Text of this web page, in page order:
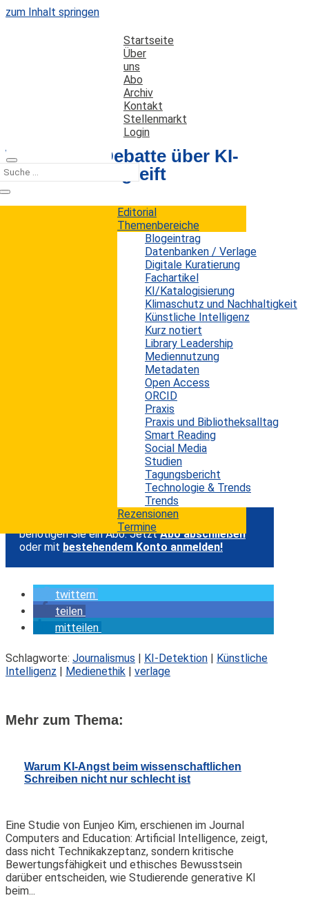
zum Inhalt springen
Startseite
Über
uns
Abo
Archiv
Kontakt
Stellenmarkt
Login
Editorial
Themenbereiche
Blogeintrag
Datenbanken / Verlage
Digitale Kuratierung
Fachartikel
KI/Katalogisierung
Klimaschutz und Nachhaltigkeit
Künstliche Intelligenz
Kurz notiert
Library Leadership
Mediennutzung
Metadaten
Open Access
ORCID
Praxis
Praxis und Bibliotheksalltag
Smart Reading
Social Media
Studien
Tagungsbericht
Technologie & Trends
Trends
Rezensionen
Termine
Warum die Debatte über KI-
Texte zu kurz greift
Autor: Erwin König
Künstliche Intelligenz
Ein Beitrag von Tim Requarth in „Slate“ kritisiert
die aktuelle Aufregung um KI-generierte Texte in
Medien und Verlagen. Seine zentrale These
lautet, die Debatte zu stark auf fertige Prosa,
Detektionssoftware und öffentliche
Verdächtigungen fixiert sei. Dadurch gerate aus
dem Blick, dass Künstliche Intelligenz
journalistische und publizistische Arbeit bereits
beeinflussen kann, bevor überhaupt ein Satz
Um den Artikel in voller Länge lesen zu können,
benötigen Sie ein Abo. JetztAbo abschließen
oder mit bestehendem Konto anmelden!
twittern
teilen
mitteilen
Schlagworte: Journalismus | KI-Detektion | Künstliche
Intelligenz | Medienethik | verlage
Mehr zum Thema:
Warum KI-Angst beim wissenschaftlichen
Schreiben nicht nur schlecht ist
Eine Studie von Eunjeo Kim, erschienen im Journal
Computers and Education: Artificial Intelligence, zeigt,
dass nicht Technikakzeptanz, sondern kritische
Bewertungsfähigkeit und ethisches Bewusstsein
darüber entscheiden, wie Studierende generative KI
beim...